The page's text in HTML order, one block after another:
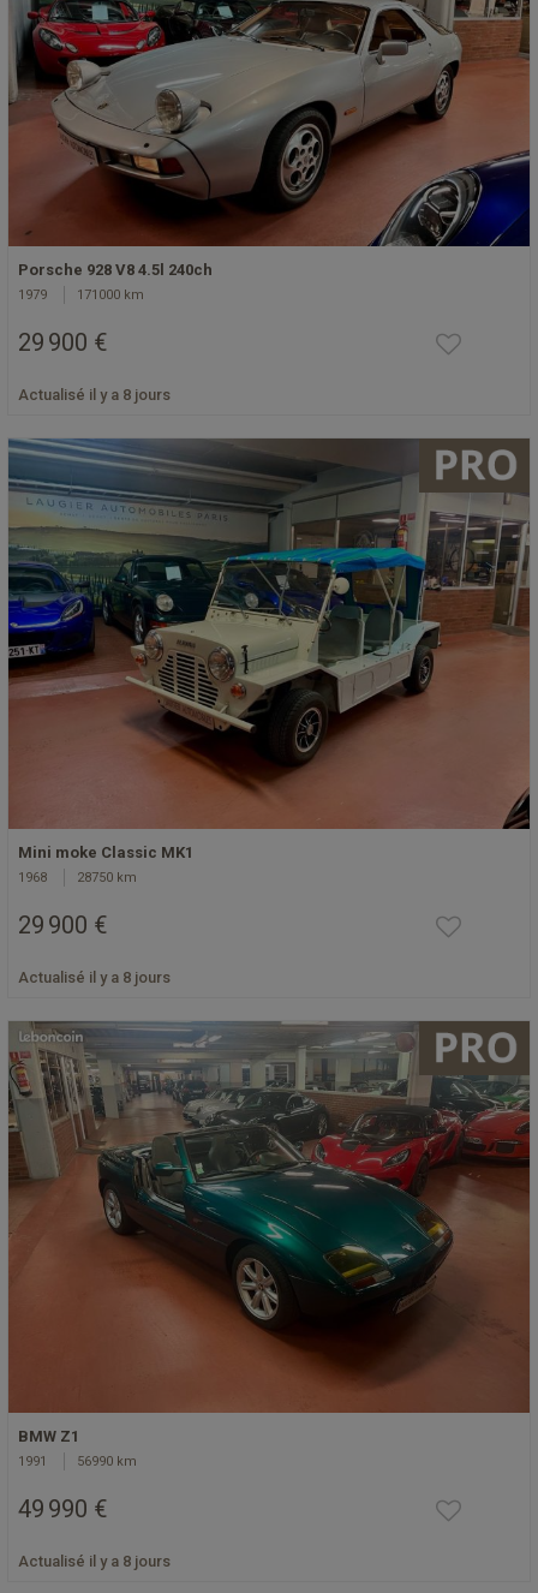
Porsche 928 V8 4.5l 240ch
1979 171000 km
29 900 €
Actualisé il y a 8 jours
Mini moke Classic MK1
1968 28750 km
29 900 €
Actualisé il y a 8 jours
BMW Z1
1991 56990 km
49 990 €
Actualisé il y a 8 jours